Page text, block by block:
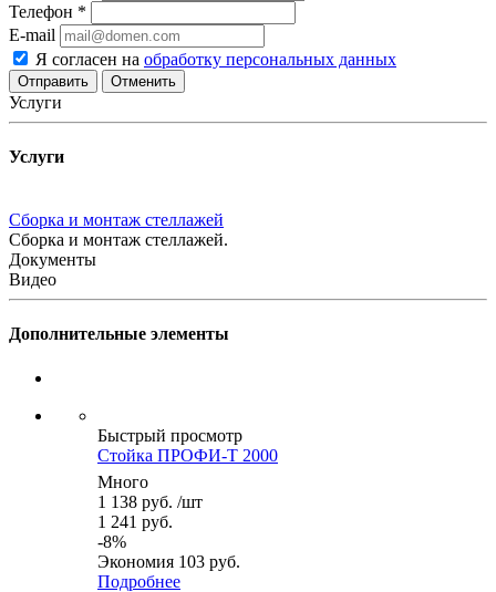
Телефон *
E-mail
Я согласен на обработку персональных данных
Отменить
Услуги
Услуги
Сборка и монтаж стеллажей
Сборка и монтаж стеллажей.
Документы
Видео
Дополнительные элементы
Быстрый просмотр
Стойка ПРОФИ-Т 2000
Много
1 138 руб. /шт
1 241 руб.
-8%
Экономия 103 руб.
Подробнее